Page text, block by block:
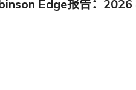
Edge报告：2026